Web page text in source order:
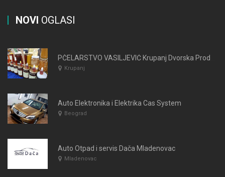
NOVI OGLASI
Krupanj
Auto Elektronika i Elektrika Cas System
Beograd
Auto Otpad i servis Dača Mladenovac
Mladenovac